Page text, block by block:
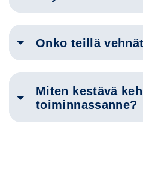
Onko teillä
Miten kestävä
toiminnassanne?